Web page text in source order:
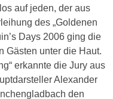
auf jeden, der aus
des „Goldenen
Days 2006 ging die
Gästen unter die Haut.
erkannte die Jury aus
Alexander
den